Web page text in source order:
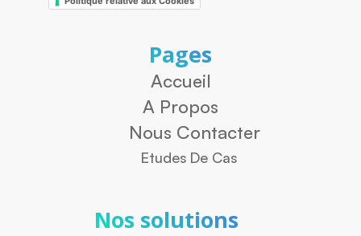
Pages
Accueil
A Propos
Nous Contacter
Etudes De Cas
Nos solutions